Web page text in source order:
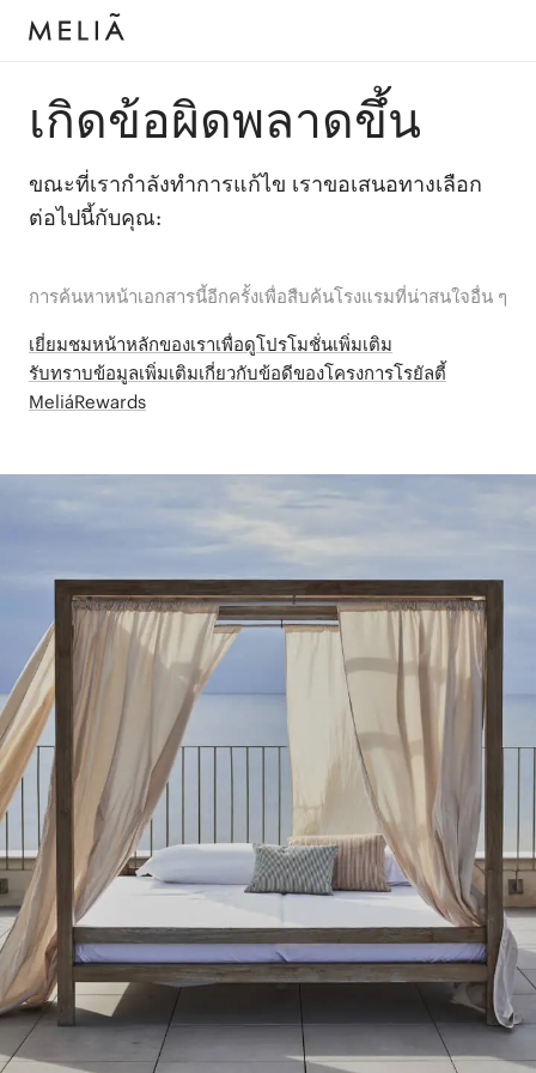
เกิดข้อผิดพลาดขึ้น
ขณะที่เรากำลังทำการแก้ไข เราขอเสนอทางเลือก
ต่อไปนี้กับคุณ:
การค้นหาหน้าเอกสารนี้อีกครั้งเพื่อสืบค้นโรงแรมที่น่าสนใจอื่น ๆ
เยี่ยมชมหน้าหลักของเราเพื่อดูโปรโมชั่นเพิ่มเติม
รับทราบข้อมูลเพิ่มเติมเกี่ยวกับข้อดีของโครงการโรยัลตี้
MeliáRewards